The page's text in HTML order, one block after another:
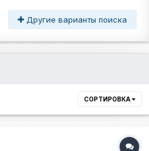
Другие варианты поиска
СОРТИРОВКА